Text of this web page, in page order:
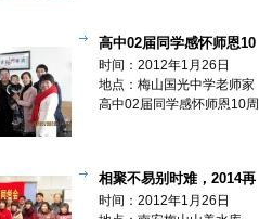
高中02届同学感怀师恩10
周年纪念活动【欢聚篇】
时间：2012年1月26日
地点：梅山国光中学老师家
高中02届同学感怀师恩10周
相聚不易别时难，2014再
团聚【欢聚篇】
时间：2012年1月26日